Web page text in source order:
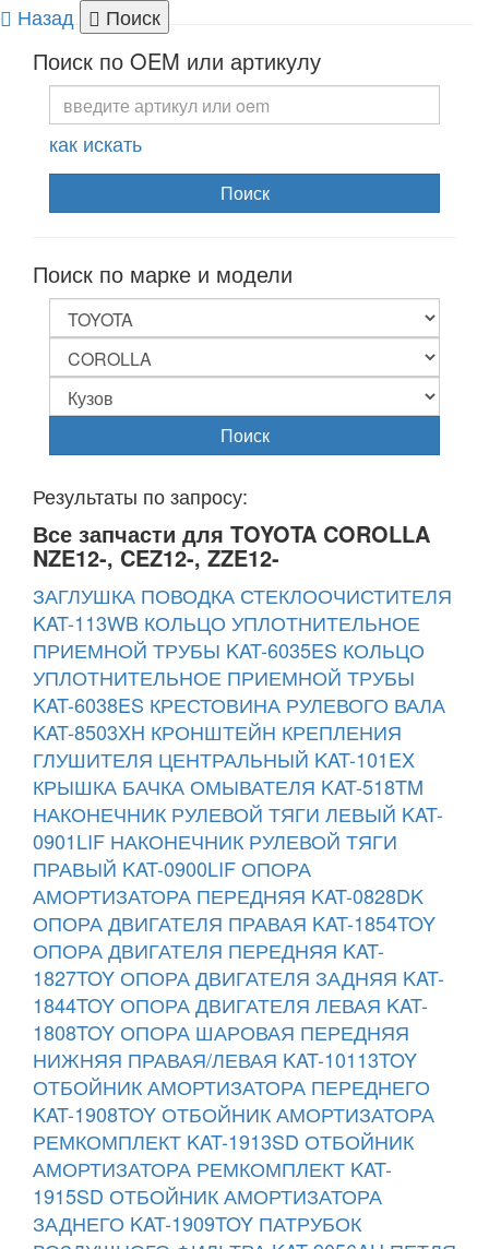
Назад Поиск
Поиск по OEM или артикулу
как искать
Поиск
Поиск по марке и модели
Поиск
Результаты по запросу:
Все запчасти для TOYOTA COROLLA
NZE12-, CEZ12-, ZZE12-
ЗАГЛУШКА ПОВОДКА СТЕКЛООЧИСТИТЕЛЯ
KAT-113WB КОЛЬЦО УПЛОТНИТЕЛЬНОЕ
ПРИЕМНОЙ ТРУБЫ KAT-6035ES КОЛЬЦО
УПЛОТНИТЕЛЬНОЕ ПРИЕМНОЙ ТРУБЫ
KAT-6038ES КРЕСТОВИНА РУЛЕВОГО ВАЛА
KAT-8503XH КРОНШТЕЙН КРЕПЛЕНИЯ
ГЛУШИТЕЛЯ ЦЕНТРАЛЬНЫЙ KAT-101EX
КРЫШКА БАЧКА ОМЫВАТЕЛЯ KAT-518TM
НАКОНЕЧНИК РУЛЕВОЙ ТЯГИ ЛЕВЫЙ KAT-
0901LIF НАКОНЕЧНИК РУЛЕВОЙ ТЯГИ
ПРАВЫЙ KAT-0900LIF ОПОРА
АМОРТИЗАТОРА ПЕРЕДНЯЯ KAT-0828DK
ОПОРА ДВИГАТЕЛЯ ПРАВАЯ KAT-1854TOY
ОПОРА ДВИГАТЕЛЯ ПЕРЕДНЯЯ KAT-
1827TOY ОПОРА ДВИГАТЕЛЯ ЗАДНЯЯ KAT-
1844TOY ОПОРА ДВИГАТЕЛЯ ЛЕВАЯ KAT-
1808TOY ОПОРА ШАРОВАЯ ПЕРЕДНЯЯ
НИЖНЯЯ ПРАВАЯ/ЛЕВАЯ KAT-10113TOY
ОТБОЙНИК АМОРТИЗАТОРА ПЕРЕДНЕГО
KAT-1908TOY ОТБОЙНИК АМОРТИЗАТОРА
РЕМКОМПЛЕКТ KAT-1913SD ОТБОЙНИК
АМОРТИЗАТОРА РЕМКОМПЛЕКТ KAT-
1915SD ОТБОЙНИК АМОРТИЗАТОРА
ЗАДНЕГО KAT-1909TOY ПАТРУБОК